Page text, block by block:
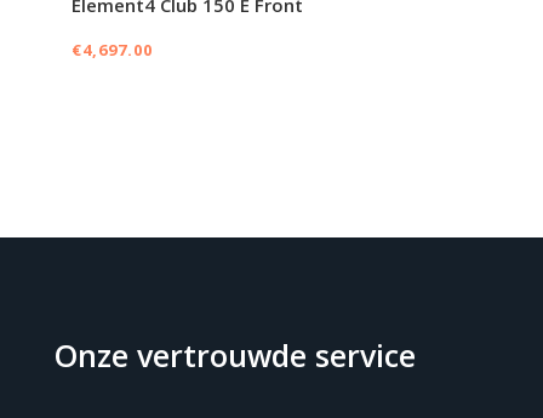
€4,697.00
Onze vertrouwde service